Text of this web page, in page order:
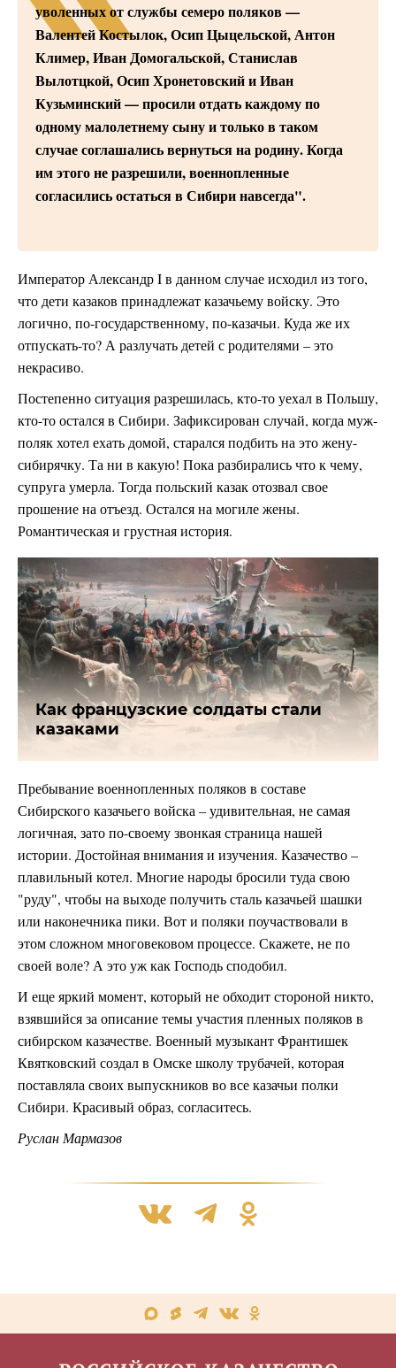
уволенных от службы семеро поляков —
Валентей Костылок, Осип Цыцельской, Антон
Климер, Иван Домогальской, Станислав
Вылотцкой, Осип Хронетовский и Иван
Кузьминский — просили отдать каждому по
одному малолетнему сыну и только в таком
случае соглашались вернуться на родину. Когда
им этого не разрешили, военнопленные
согласились остаться в Сибири навсегда".
Император Александр I в данном случае исходил из того,
что дети казаков принадлежат казачьему войску. Это
логично, по-государственному, по-казачьи. Куда же их
отпускать-то? А разлучать детей с родителями – это
некрасиво.
Постепенно ситуация разрешилась, кто-то уехал в Польшу,
кто-то остался в Сибири. Зафиксирован случай, когда муж-
поляк хотел ехать домой, старался подбить на это жену-
сибирячку. Та ни в какую! Пока разбирались что к чему,
супруга умерла. Тогда польский казак отозвал свое
прошение на отъезд. Остался на могиле жены.
Романтическая и грустная история.
Как французские солдаты стали
казаками
Пребывание военнопленных поляков в составе
Сибирского казачьего войска – удивительная, не самая
логичная, зато по-своему звонкая страница нашей
истории. Достойная внимания и изучения. Казачество –
плавильный котел. Многие народы бросили туда свою
"руду", чтобы на выходе получить сталь казачьей шашки
или наконечника пики. Вот и поляки поучаствовали в
этом сложном многовековом процессе. Скажете, не по
своей воле? А это уж как Господь сподобил.
И еще яркий момент, который не обходит стороной никто,
взявшийся за описание темы участия пленных поляков в
сибирском казачестве. Военный музыкант Франтишек
Квятковский создал в Омске школу трубачей, которая
поставляла своих выпускников во все казачьи полки
Сибири. Красивый образ, согласитесь.
Руслан Мармазов